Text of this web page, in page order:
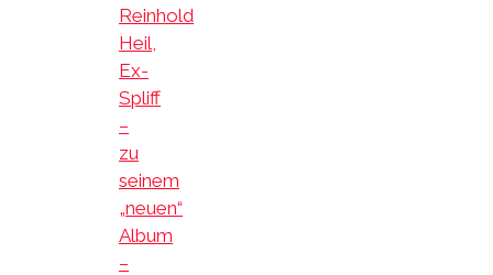
Reinhold
Heil,
Ex-
Spliff
–
zu
seinem
„neuen“
Album
–